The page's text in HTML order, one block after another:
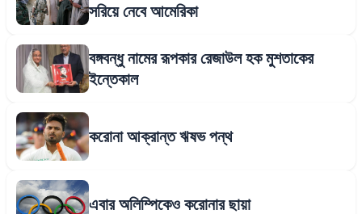
সরিয়ে নেবে আমেরিকা
বঙ্গবন্ধু নামের রূপকার রেজাউল হক মুশতাকের
ইন্তেকাল
করোনা আক্রান্ত ঋষভ পন্থ
এবার অলিম্পিকেও করোনার ছায়া